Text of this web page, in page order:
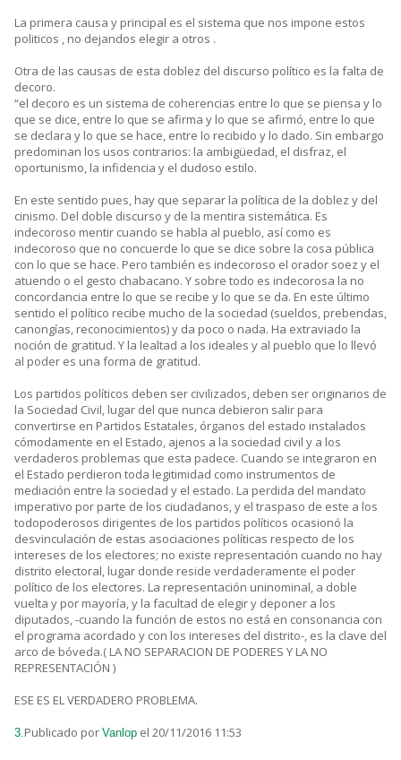
La primera causa y principal es el sistema que nos impone estos
politicos , no dejandos elegir a otros .
Otra de las causas de esta doblez del discurso político es la falta de
decoro.
“el decoro es un sistema de coherencias entre lo que se piensa y lo
que se dice, entre lo que se afirma y lo que se afirmó, entre lo que
se declara y lo que se hace, entre lo recibido y lo dado. Sin embargo
predominan los usos contrarios: la ambigüedad, el disfraz, el
oportunismo, la infidencia y el dudoso estilo.
En este sentido pues, hay que separar la política de la doblez y del
cinismo. Del doble discurso y de la mentira sistemática. Es
indecoroso mentir cuando se habla al pueblo, así como es
indecoroso que no concuerde lo que se dice sobre la cosa pública
con lo que se hace. Pero también es indecoroso el orador soez y el
atuendo o el gesto chabacano. Y sobre todo es indecorosa la no
concordancia entre lo que se recibe y lo que se da. En este último
sentido el político recibe mucho de la sociedad (sueldos, prebendas,
canongías, reconocimientos) y da poco o nada. Ha extraviado la
noción de gratitud. Y la lealtad a los ideales y al pueblo que lo llevó
al poder es una forma de gratitud.
Los partidos políticos deben ser civilizados, deben ser originarios de
la Sociedad Civil, lugar del que nunca debieron salir para
convertirse en Partidos Estatales, órganos del estado instalados
cómodamente en el Estado, ajenos a la sociedad civil y a los
verdaderos problemas que esta padece. Cuando se integraron en
el Estado perdieron toda legitimidad como instrumentos de
mediación entre la sociedad y el estado. La perdida del mandato
imperativo por parte de los ciudadanos, y el traspaso de este a los
todopoderosos dirigentes de los partidos políticos ocasionó la
desvinculación de estas asociaciones políticas respecto de los
intereses de los electores; no existe representación cuando no hay
distrito electoral, lugar donde reside verdaderamente el poder
político de los electores. La representación uninominal, a doble
vuelta y por mayoría, y la facultad de elegir y deponer a los
diputados, -cuando la función de estos no está en consonancia con
el programa acordado y con los intereses del distrito-, es la clave del
arco de bóveda.( LA NO SEPARACION DE PODERES Y LA NO
REPRESENTACIÓN )
ESE ES EL VERDADERO PROBLEMA.
3.Publicado por Vanlop el 20/11/2016 11:53